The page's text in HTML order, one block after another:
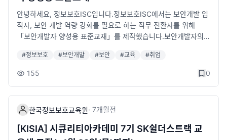
다.📜 신청방법STEP 1) 구글폼 등록 신청- https://forms.gle/X
ZBCaLL9nszKDjEf9STEP 2) LMS 통합 온라인 지원- https://k
iceclass.kisia.or.kr/📆 교육일정1) 직무교육 : 6월 8일(월) ~ 8
월 6일(목) (총 9주)2) 실무 프로젝트 : 8월 3일(월) ~ 9월 16일
(월), 수료식: 9월 30일(수)📆 교육장소- KISIA 한국정보보호교
육원(송파구 소재)📆 교육시간- 10:00~17:00(주말 · 공휴일 제
전문 멘토링 및 프로젝트 지원- 과기정통부 장관상 및 부상 수여-
전용 교육장 제공 및 노트북 대여📞 문의처 : KISIA 한국정보보호
교육원- 02-6748-2019 / securityacademy@kisia.or.kr- 시큐
리티아카데미 카카오 교육문의방: https://open.kakao.com/o/g
수 있습니다&nbsp; - 서류마감 : ~ 2.23(월), &nbsp;오전 11시&
nbsp; - 대면면접 : 3.4(수)&nbsp; - 합격자 발표 : 3.5(목)🎁 교
육혜택)&nbsp; - 전액 무료 교육 및 과정 중 최대 80만원 교육지
원금 지급(출석일수에 따라 차등 지급)&nbsp; - 우수 수료생 및
전용 교육장 제공, 노트북 대여, 테스트베드 및 개발 인프라 지원&
nbsp; - 정보보호 현직 전문가 멘토링과 함께하는 프로젝트 수행
&nbsp; - 프로젝트 저작권 등록 및 특허출원 지원 기회 제공📞 문
(T) 02-6418-5672(5670)
안녕하세요, 정보보호ISC입니다.정보보호ISC에서는 보안개발 입
직자, 보안 개발 역량 강화를 필요로 하는 직무 전환자를 위해
「보안개발자 양성용 표준교재」를 제작했습니다.보안개발자의
제풀이 등을 담았으니 많은 관심 부탁드립니다.해당 교재의 활용
도 조사도 진행하고 있으니, 교재의 완성도 제고를 위해 많은 참여
성용 표준교재 활용도 조사https://forms.gle/RoMgZVbMBrnb
z65BA
#정보보호 #보안개발 #보안 #교육 #취업
155 0
한국정보보호교육원· 7개월전
[KISIA] 시큐리티아카데미 7기 SK쉴더스트랙 교